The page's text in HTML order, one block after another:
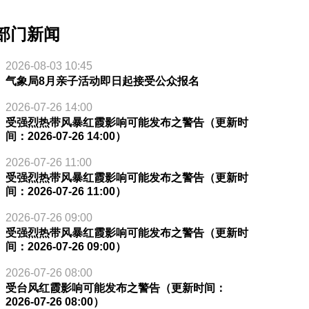
门新闻
2026-08-03 10:45
气象局8月亲子活动即日起接受公众报名
2026-07-26 14:00
受强烈热带风暴红霞影响可能发布之警告（更新时
间：2026-07-26 14:00）
2026-07-26 11:00
受强烈热带风暴红霞影响可能发布之警告（更新时
间：2026-07-26 11:00）
2026-07-26 09:00
受强烈热带风暴红霞影响可能发布之警告（更新时
间：2026-07-26 09:00）
2026-07-26 08:00
受台风红霞影响可能发布之警告（更新时间：
2026-07-26 08:00）